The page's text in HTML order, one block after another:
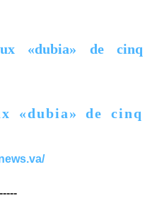
«dubia» de cinq